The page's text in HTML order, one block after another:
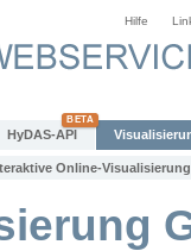
Hilfe
HyDAS-API
Online-Visualisierung